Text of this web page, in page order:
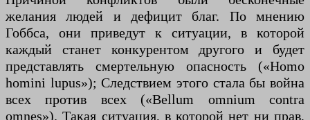
желания людей и дефицит благ. По мнению
Гоббса, они приведут к ситуации, в которой
каждый станет конкурентом другого и будет
представлять смертельную опасность («Homo
homini lupus»); Следствием этого стала бы война
всех против всех («Bellum omnium contra
omnes»). Такая ситуация, в которой нет ни прав,